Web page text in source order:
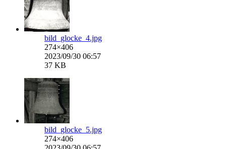
bild_glocke_4.jpg
274×406
2023/09/30 06:57
37 KB
bild_glocke_5.jpg
274×406